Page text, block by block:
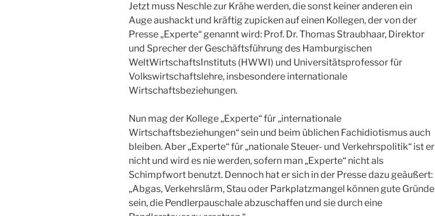
Jetzt muss Neschle zur Krähe werden, die sonst keiner anderen ein
Auge aushackt und kräftig zupicken auf einen Kollegen, der von der
Presse „Experte“ genannt wird: Prof. Dr. Thomas Straubhaar, Direktor
und Sprecher der Geschäftsführung des Hamburgischen
WeltWirtschaftsInstituts (HWWI) und Universitätsprofessor für
Volkswirtschaftslehre, insbesondere internationale
Wirtschaftsbeziehungen.
Nun mag der Kollege „Experte“ für „internationale
Wirtschaftsbeziehungen“ sein und beim üblichen Fachidiotismus auch
bleiben. Aber „Experte“ für „nationale Steuer- und Verkehrspolitik“ ist er
nicht und wird es nie werden, sofern man „Experte“ nicht als
Schimpfwort benutzt. Dennoch hat er sich in der Presse dazu geäußert:
„Abgas, Verkehrslärm, Stau oder Parkplatzmangel können gute Gründe
sein, die Pendlerpauschale abzuschaffen und sie durch eine